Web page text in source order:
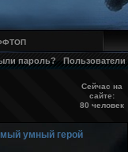
пароль? Пользователи
Сейчас на
сайте:
80 человек
умный герой